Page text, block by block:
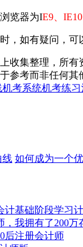
览器为IE9、
，如有疑问，可
收集整理，所
参考而非任何其
机考系统机考练习
线 如何成为一个
计基础阶段学习
我拥有了200万
后注册会计师